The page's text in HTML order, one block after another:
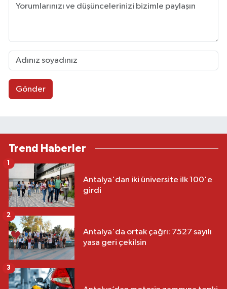
Gönder
Trend Haberler
Antalya'dan iki üniversite ilk 100'e
girdi
1
Antalya'da ortak çağrı: 7527 sayılı
yasa geri çekilsin
2
3